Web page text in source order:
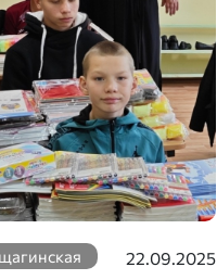
22.09.2025